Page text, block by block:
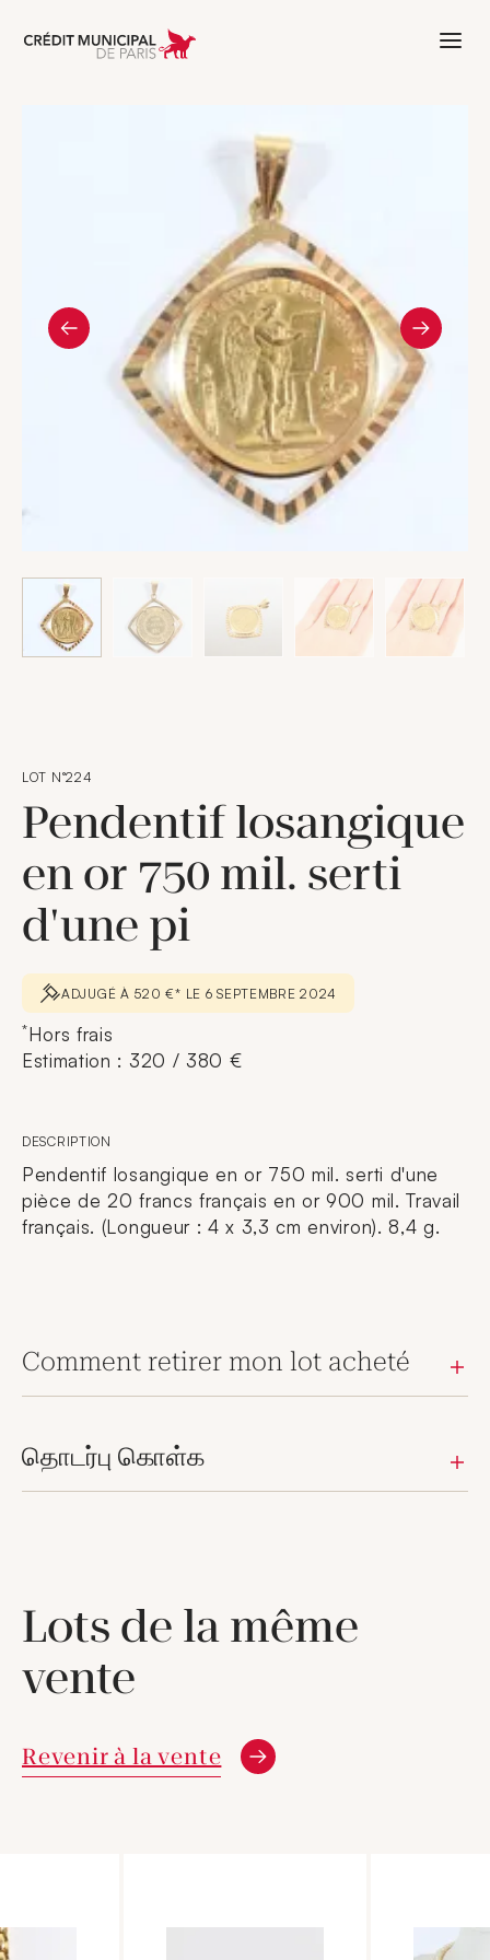
Aller à l'accueil de Crédit Municipal
LOT N°224
Pendentif losangique
en or 750 mil. serti
d'une pi
ADJUGÉ À 520 €* LE 6 SEPTEMBRE 2024
*Hors frais
Estimation : 320 / 380 €
DESCRIPTION
Pendentif losangique en or 750 mil. serti d'une
pièce de 20 francs français en or 900 mil. Travail
français. (Longueur : 4 x 3,3 cm environ). 8,4 g.
Comment retirer mon lot acheté
தொடர்பு கொள்க
Lots de la même
vente
Revenir à la vente